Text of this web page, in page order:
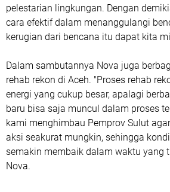
pelestarian lingkungan. Dengan
cara efektif dalam menanggulangi
kerugian dari bencana itu dapat kita
Dalam sambutannya Nova juga
rehab rekon di Aceh. "Proses rehab
energi yang cukup besar, apalagi
baru bisa saja muncul dalam proses
kami menghimbau Pemprov Sulut
aksi seakurat mungkin, sehingga
semakin membaik dalam waktu yang
Nova.